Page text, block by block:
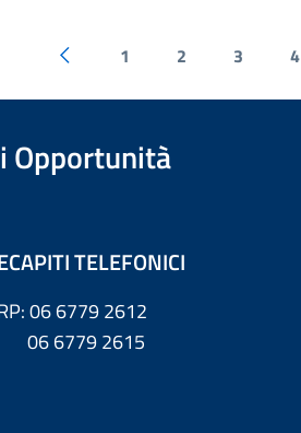
1 2 3 4
Opportunità
TELEFONICI
06 6779 2612
6779 2615